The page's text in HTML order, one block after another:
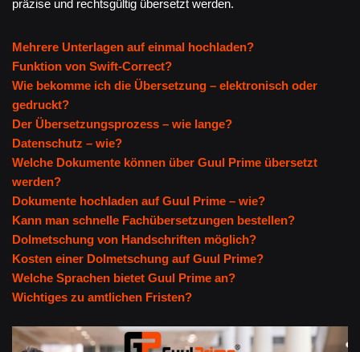
präzise und rechtsgültig übersetzt werden.
Mehrere Unterlagen auf einmal hochladen?
Funktion von Swift-Correct?
Wie bekomme ich die Übersetzung – elektronisch oder
gedruckt?
Der Übersetzungsprozess – wie lange?
Datenschutz – wie?
Welche Dokumente können über Guul Prime übersetzt
werden?
Dokumente hochladen auf Guul Prime – wie?
Kann man schnelle Fachübersetzungen bestellen?
Dolmetschung von Handschriften möglich?
Kosten einer Dolmetschung auf Guul Prime?
Welche Sprachen bietet Guul Prime an?
Wichtiges zu amtlichen Fristen?